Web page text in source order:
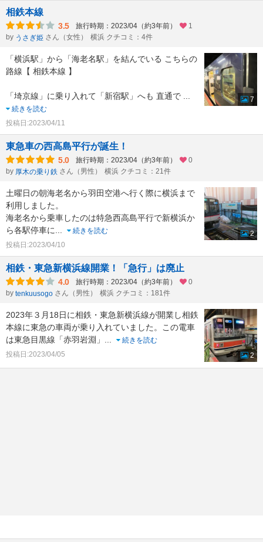
相鉄本線
3.5 旅行時期：2023/04（約3年前）
1
by うさぎ姫 さん（女性） 横浜 クチコミ：4件
「横浜駅」から「海老名駅」を結んでいる こちらの
路線【 相鉄本線 】
「埼京線」に乗り入れて「新宿駅」へも 直通で
続きを読む
投稿日:2023/04/11
7
東急車の西高島平行が誕生！
5.0 旅行時期：2023/04（約3年前）
0
by 厚木の乗り鉄 さん（男性） 横浜 クチコミ：21件
土曜日の朝海老名から羽田空港へ行く際に横浜まで
利用しました。
海老名から乗車したのは特急西高島平行で新横浜か
ら各駅停車に
続きを読む
投稿日:2023/04/10
2
相鉄・東急新横浜線開業！「急行」は廃止
4.0 旅行時期：2023/04（約3年前）
0
by tenkuusogo さん（男性） 横浜 クチコミ：181件
2023年３月18日に相鉄・東急新横浜線が開業し相鉄
本線に東急の車両が乗り入れていました。この電車
は東急目黒線「赤羽岩淵」
続きを読む
投稿日:2023/04/05
2